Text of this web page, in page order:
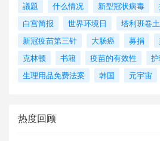
議題
什么情况 新型冠状病毒
白宫简报
世界环境日 塔利班卷
新冠疫苗第三针
大肠癌 募捐
克林顿
书籍 疫苗的有效性
生理用品免费法案
韩国 元宇宙
热度回顾